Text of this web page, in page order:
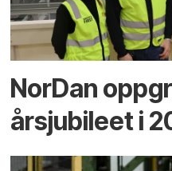
NorDan
årsjubileet i